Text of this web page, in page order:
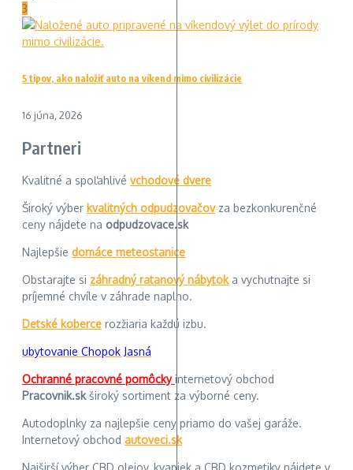
3
5 tipov, ako naložiť auto na víkend mimo civilizácie
16 júna, 2026
Partneri
Kvalitné a spoľahlivé vchodové dvere
Široký výber kvalitných odpudzovačovza bezkonkurenčné
ceny nájdete na odpudzovace.sk
Najlepšie domáce meteostanice
Obstarajte si záhradný ratanový nábytoka vychutnajte si
príjemné chvíle v záhrade naplno.
Detské koberce rozžiaria každú izbu.
ubytovanie Chopok Jasná
Ochranné pracovné pomôckyinternetový obchod
Pracovnik.skširoký sortiment za výborné ceny.
Autodoplnky za najlepšie ceny priamo do vašej garáže.
Internetový obchod autoveci.sk
Najširší výber CBD olejov, kvapiek a CBD kozmetiky nájdete v